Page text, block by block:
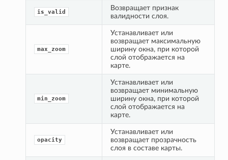
is_valid
Возвращает признак
валидности слоя.
max_zoom
Устанавливает или
возвращает максимальную
ширину окна, при которой
слой отображается на
карте.
min_zoom
Устанавливает или
возвращает минимальную
ширину окна, при которой
слой отображается на
карте.
opacity
Устанавливает или
возвращает прозрачность
слоя в составе карты.